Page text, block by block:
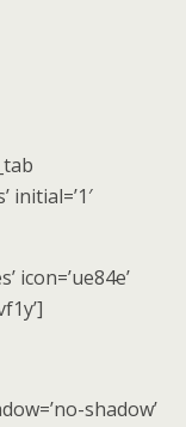
initial=’1′
icon=’ue84e’
shadow’